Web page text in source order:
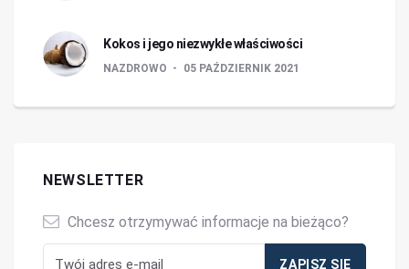
Kokos i jego niezwykłe właściwości
NAZDROWO 05 PAŹDZIERNIK 2021
NEWSLETTER
Chcesz otrzymywać informacje na bieżąco?